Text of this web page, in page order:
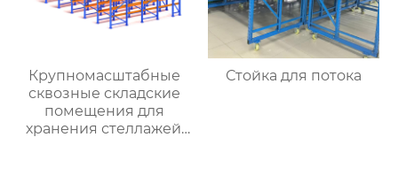
Крупномасштабные
сквозные складские
помещения для
хранения стеллажей,
Стойка для потока